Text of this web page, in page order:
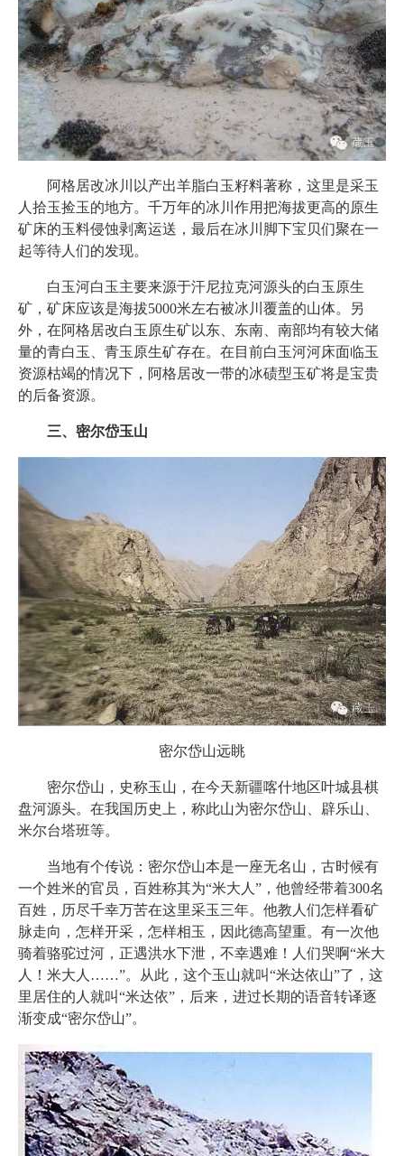
阿格居改冰川以产出羊脂白玉籽料著称，这里是采玉
人拾玉捡玉的地方。千万年的冰川作用把海拔更高的原生
矿床的玉料侵蚀剥离运送，最后在冰川脚下宝贝们聚在一
起等待人们的发现。
白玉河白玉主要来源于汗尼拉克河源头的白玉原生
矿，矿床应该是海拔5000米左右被冰川覆盖的山体。另
外，在阿格居改白玉原生矿以东、东南、南部均有较大储
量的青白玉、青玉原生矿存在。在目前白玉河河床面临玉
资源枯竭的情况下，阿格居改一带的冰碛型玉矿将是宝贵
的后备资源。
三、密尔岱玉山
密尔岱山远眺
密尔岱山，史称玉山，在今天新疆喀什地区叶城县棋
盘河源头。在我国历史上，称此山为密尔岱山、辟乐山、
米尔台塔班等。
当地有个传说：密尔岱山本是一座无名山，古时候有
一个姓米的官员，百姓称其为“米大人”，他曾经带着300名
百姓，历尽千幸万苦在这里采玉三年。他教人们怎样看矿
脉走向，怎样开采，怎样相玉，因此德高望重。有一次他
骑着骆驼过河，正遇洪水下泄，不幸遇难！人们哭啊“米大
人！米大人……”。从此，这个玉山就叫“米达依山”了，这
里居住的人就叫“米达依”，后来，进过长期的语音转译逐
渐变成“密尔岱山”。